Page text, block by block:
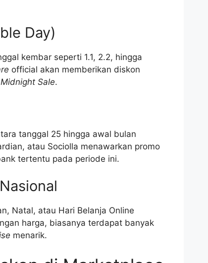
Day)
kembar seperti 1.1, 2.2, hingga
official akan memberikan diskon
Midnight Sale.
tanggal 25 hingga awal bulan
atau Sociolla menawarkan promo
tertentu pada periode ini.
Natal, atau Hari Belanja Online
harga, biasanya terdapat banyak
menarik.